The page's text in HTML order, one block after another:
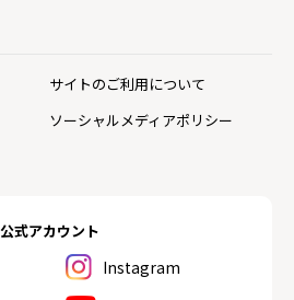
公式アカウント
Instagram
サイトのご利用について
ソーシャルメディアポリシー